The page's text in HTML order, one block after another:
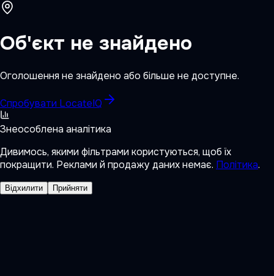
Об'єкт не знайдено
Оголошення не знайдено або більше не доступне.
Спробувати LocateIQ
Знеособлена аналітика
Дивимось, якими фільтрами користуються, щоб їх
покращити. Реклами й продажу даних немає. Політика.
Відхилити Прийняти